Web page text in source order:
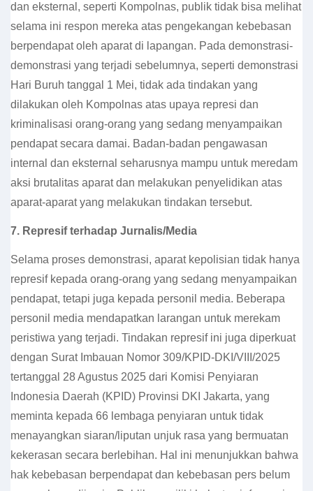
dan eksternal, seperti Kompolnas, publik tidak bisa melihat
selama ini respon mereka atas pengekangan kebebasan
berpendapat oleh aparat di lapangan. Pada demonstrasi-
demonstrasi yang terjadi sebelumnya, seperti demonstrasi
Hari Buruh tanggal 1 Mei, tidak ada tindakan yang
dilakukan oleh Kompolnas atas upaya represi dan
kriminalisasi orang-orang yang sedang menyampaikan
pendapat secara damai. Badan-badan pengawasan
internal dan eksternal seharusnya mampu untuk meredam
aksi brutalitas aparat dan melakukan penyelidikan atas
aparat-aparat yang melakukan tindakan tersebut.
7. Represif terhadap Jurnalis/Media
Selama proses demonstrasi, aparat kepolisian tidak hanya
represif kepada orang-orang yang sedang menyampaikan
pendapat, tetapi juga kepada personil media. Beberapa
personil media mendapatkan larangan untuk merekam
peristiwa yang terjadi. Tindakan represif ini juga diperkuat
dengan Surat Imbauan Nomor 309/KPID-DKI/VIII/2025
tertanggal 28 Agustus 2025 dari Komisi Penyiaran
Indonesia Daerah (KPID) Provinsi DKI Jakarta, yang
meminta kepada 66 lembaga penyiaran untuk tidak
menayangkan siaran/liputan unjuk rasa yang bermuatan
kekerasan secara berlebihan. Hal ini menunjukkan bahwa
hak kebebasan berpendapat dan kebebasan pers belum